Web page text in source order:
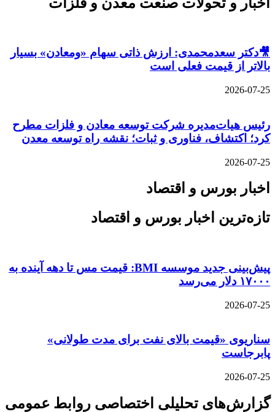
🎥دکتر سعدمحمدی: ارزش ذاتی سهام «ومعادن» بسیار
بالاتر از قیمت فعلی است
2026-07-25
رئیس هیات‌مدیره شرکت توسعه معادن و فلزات مطرح
کرد؛ اکتشاف، فناوری و ثبات؛ نقشه راه توسعه معدن
2026-07-25
اخبار بورس و اقتصاد
تازه‌ترین اخبار بورس و اقتصاد
پیش‌بینی جدید موسسه BMI: قیمت مس تا دهه آینده به
۱۷۰۰۰ دلار می‌رسد
2026-07-25
سناریوی «قیمت بالای نفت برای مدت طولانی»
پابرجاست
2026-07-25
گزارش‌های تحلیلی اختصاصی روابط عمومی